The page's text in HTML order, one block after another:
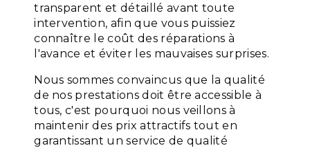
transparent et détaillé avant toute
intervention, afin que vous puissiez
connaître le coût des réparations à
l'avance et éviter les mauvaises surprises.
Nous sommes convaincus que la qualité
de nos prestations doit être accessible à
tous, c'est pourquoi nous veillons à
maintenir des prix attractifs tout en
garantissant un service de qualité